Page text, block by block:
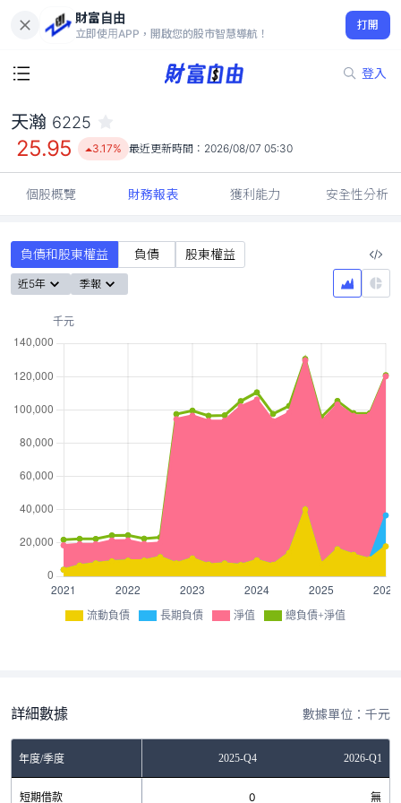
財富自由
立即使用APP，開啟您的股市智慧導航！
打開
登入
25.95
3.17%
天瀚 6225
25.95 3.17% 最近更新時間： 2026/08/07 05:30
個股概覽 財務報表 獲利能力 安全性分析
負債和股東權益 負債 股東權益
近5年 季報
流動負債 長期負債 淨值 總負債+淨值
詳細數據 數據單位：千元
年度/季度 2025-Q4 2026-Q1
短期借款 0 無